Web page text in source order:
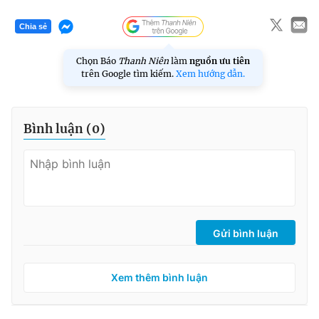
Chia sẻ
Chọn Báo Thanh Niên làm nguồn ưu tiên
trên Google tìm kiếm. Xem hướng dẫn.
Bình luận (0)
Gửi bình luận
Xem thêm bình luận